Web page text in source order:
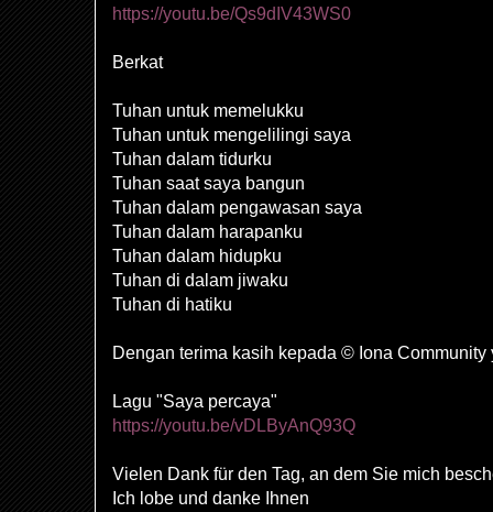
https://youtu.be/Qs9dIV43WS0
Berkat
Tuhan untuk memelukku
Tuhan untuk mengelilingi saya
Tuhan dalam tidurku
Tuhan saat saya bangun
Tuhan dalam pengawasan saya
Tuhan dalam harapanku
Tuhan dalam hidupku
Tuhan di dalam jiwaku
Tuhan di hatiku
Dengan terima kasih kepada © Iona Community
Lagu "Saya percaya"
https://youtu.be/vDLByAnQ93Q
Vielen Dank für den Tag, an dem Sie mich
Ich lobe und danke Ihnen